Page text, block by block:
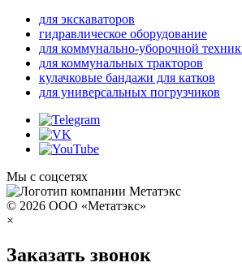
для экскаваторов
гидравлическое оборудование
для коммунально-уборочной
для коммунальных тракторов
кулачковые бандажи для катков
для универсальных погрузчиков
Мы с соцсетях
© 2026 ООО «Метатэкс»
×
Заказать звонок